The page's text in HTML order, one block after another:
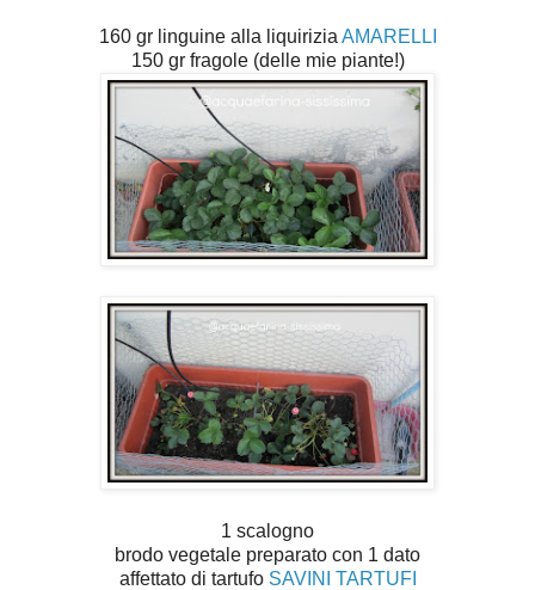
160 gr linguine alla liquirizia AMARELLI
150 gr fragole (delle mie piante!)
1 scalogno
brodo vegetale preparato con 1 dato
affettato di tartufo SAVINI TARTUFI